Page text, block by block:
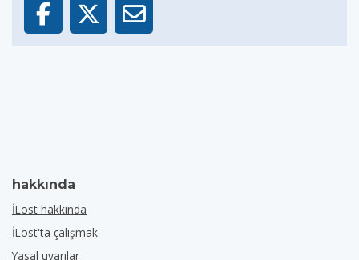
hakkında
İLost hakkında
İLost'ta çalışmak
Yasal uyarılar